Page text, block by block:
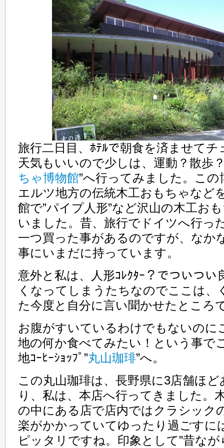
旅行二日目、ﾎﾃﾙで朝食を済ませて
天気もいいので少しは、運動？散歩
ちゃ博物館”へ行ってみました。こ
エルツ地方の伝統木工おもちゃなど
館で”パイプ人形”など沢山の木工お
いました。昔、旅行でドイツへ行っ
一つ買った事があるのですが、なか
事にいまだに持っています。
意外と私は、人形ｺﾚｸﾀｰ？でついつ
くなってしまうたちなのでここは、
た今度と自分に言い聞かせたところ
お腹がすいているわけでもないのに
地の何か食べてみたい！という事で
地ｺｰﾋｰｼｮｯﾌﾟ”丸山珈琲”へ。
この丸山珈琲は、長野県に3店舗ほど
り、私は、本店へ行ってきました。
の中にある店で店内ではクラシック
楽がかかっていてゆったり過ごすに
ピッタリですね。印象として”昔なが